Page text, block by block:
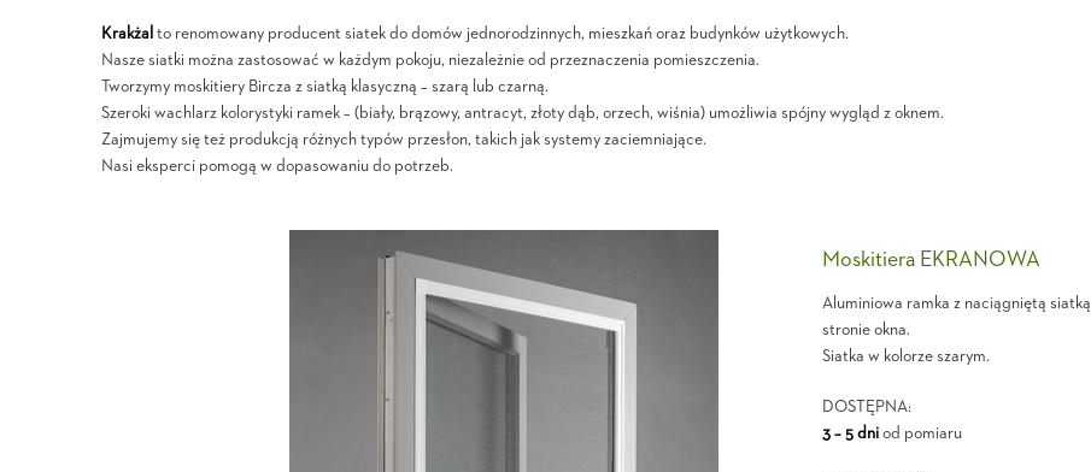
Krakżal to renomowany producent siatek do domów jednorodzinnych, mieszkań oraz budynków użytkowych.
Nasze siatki można zastosować w każdym pokoju, niezależnie od przeznaczenia pomieszczenia.
Tworzymy moskitiery Bircza z siatką klasyczną – szarą lub czarną.
Szeroki wachlarz kolorystyki ramek – (biały, brązowy, antracyt, złoty dąb, orzech, wiśnia) umożliwia spójny wygląd z oknem.
Zajmujemy się też produkcją różnych typów przesłon, takich jak systemy zaciemniające.
Nasi eksperci pomogą w dopasowaniu do potrzeb.
Moskitiera EKRANOWA
Aluminiowa ramka z naciągniętą siatką
stronie okna.
Siatka w kolorze szarym.
DOSTĘPNA:
3 – 5 dni od pomiaru